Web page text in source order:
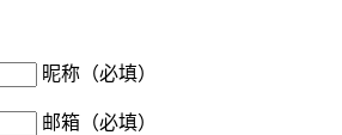
昵称（必填）
邮箱（必填）